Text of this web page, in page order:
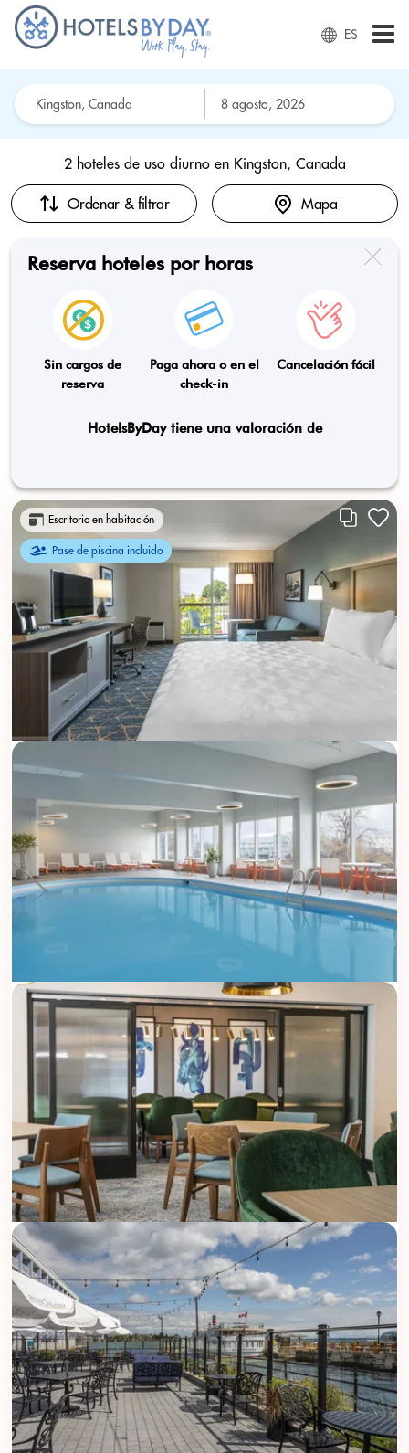
ES
2 hoteles de uso diurno en Kingston, Canada
Ordenar & filtrar Mapa
Reserva hoteles por horas
Sin cargos de
reserva
Paga ahora o en el
check-in
Cancelación fácil
HotelsByDay tiene una valoración de
Escritorio en habitación
Pase de piscina incluido